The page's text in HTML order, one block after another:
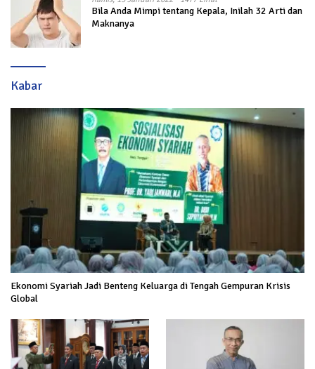
Bila Anda Mimpi tentang Kepala, Inilah 32 Arti dan
Maknanya
Kabar
Ekonomi Syariah Jadi Benteng Keluarga di Tengah Gempuran Krisis
Global